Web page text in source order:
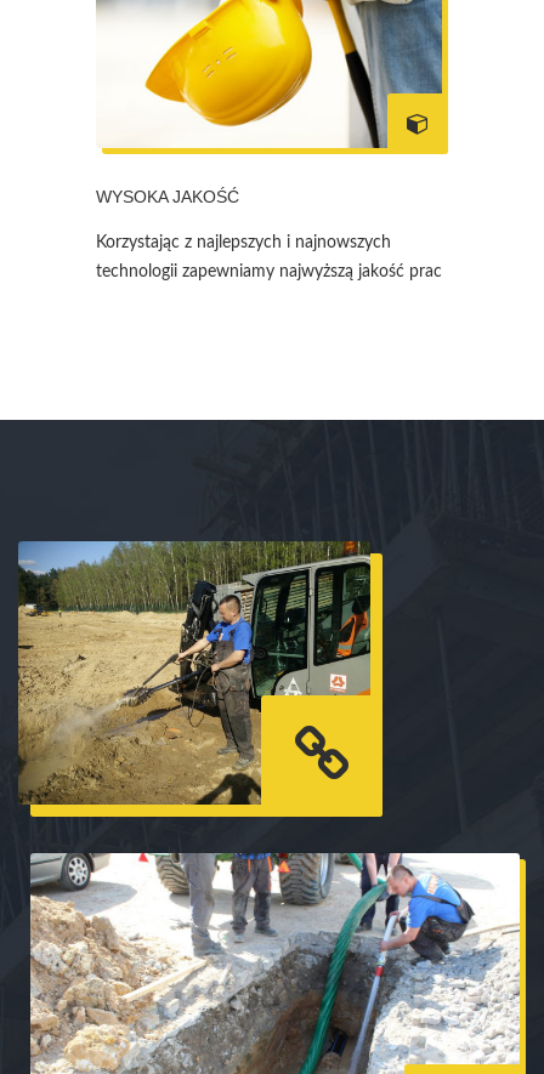
WYSOKA JAKOŚĆ
Korzystając z najlepszych i najnowszych
technologii zapewniamy najwyższą jakość prac